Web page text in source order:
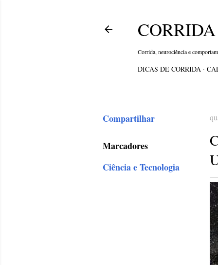
Corrida, neurociência e
DICAS DE CORRIDA
Compartilhar
Marcadores
Ciência e Tecnologia